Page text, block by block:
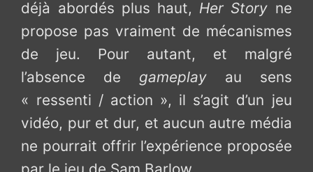
déjà abordés plus haut, Her Story ne
propose pas vraiment de mécanismes
de jeu. Pour autant, et malgré
l’absence de gameplay au sens
« ressenti / action », il s’agit d’un jeu
vidéo, pur et dur, et aucun autre média
ne pourrait offrir l’expérience proposée